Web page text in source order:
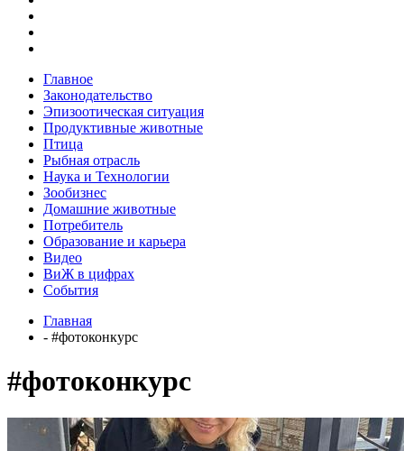
Главное
Законодательство
Эпизоотическая ситуация
Продуктивные животные
Птица
Рыбная отрасль
Наука и Технологии
Зообизнес
Домашние животные
Потребитель
Образование и карьера
Видео
ВиЖ в цифрах
События
Главная
- #фотоконкурс
#фотоконкурс